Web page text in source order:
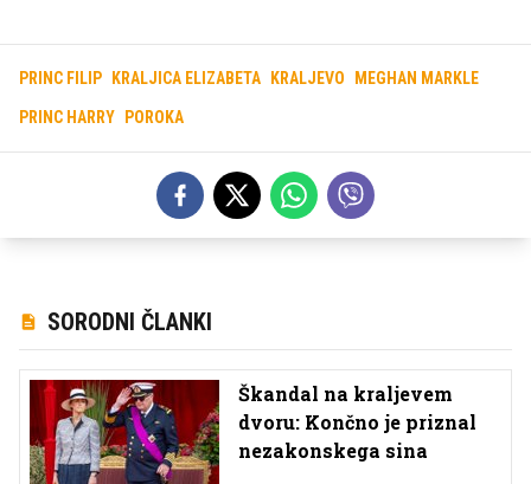
PRINC FILIP KRALJICA ELIZABETA KRALJEVO MEGHAN MARKLE
PRINC HARRY POROKA
SORODNI ČLANKI
Škandal na kraljevem
dvoru: Končno je priznal
nezakonskega sina